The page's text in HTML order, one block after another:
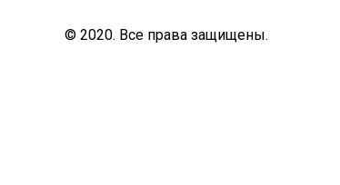
© 2020. Все права защищены.